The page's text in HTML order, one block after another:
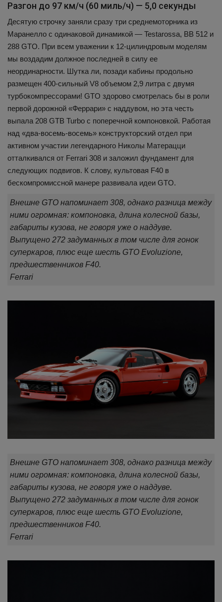
Разгон до 97 км/ч (60 миль/ч) — 5,0 секунды
Десятую строчку заняли сразу три среднемоторника из
Маранелло с одинаковой динамикой — Testarossa, BB 512 и
288 GTO. При всем уважении к 12-цилиндровым моделям
мы воздадим должное последней в силу ее
неординарности. Шутка ли, позади кабины продольно
размещен 400-сильный V8 объемом 2,9 литра с двумя
турбокомпрессорами! GTO здорово смотрелась бы в роли
первой дорожной «Феррари» с наддувом, но эта честь
выпала 208 GTB Turbo с поперечной компоновкой. Работая
над «два-восемь-восемь» конструкторский отдел при
активном участии легендарного Николы Матерацци
отталкивался от Ferrari 308 и заложил фундамент для
следующих подвигов. К слову, культовая F40 в
бескомпромиссной манере развивала идеи GTO.
Внешне GTO напоминает 308, однако разница между
ними огромная: компоновка, длина колесной базы,
габариты кузова, не говоря уже о наддуве.
Выпущено 272 задуманных в том числе для гонок
суперкаров, плюс еще шесть GTO Evoluzione,
предшественников F40.
Ferrari
Внешне GTO напоминает 308, однако разница между
ними огромная: компоновка, длина колесной базы,
габариты кузова, не говоря уже о наддуве.
Выпущено 272 задуманных в том числе для гонок
суперкаров, плюс еще шесть GTO Evoluzione,
предшественников F40.
Ferrari